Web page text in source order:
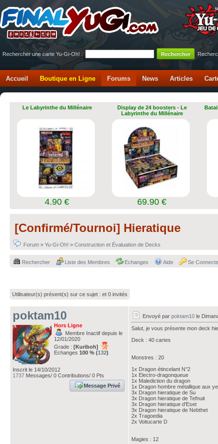
Rechercher une carte Yu-Gi-Oh! :
Accueil Boutique en Ligne Forums News Articles
Le Labyrinthe du Millénaire
4.90 €
Display de 24 boosters - Le
Labyrinthe du Millénaire
69.90 €
[Confirmé/Tournoi] Hieratique
Forum > Yu-Gi-Oh! > Construction et Évaluation de Decks
Rechercher Liste des Membres Echanges Aide Se
Utilisateur(s) présent(s) sur ce sujet : et 0 invités
poktam10
Hors Ligne
Membre Inactif depuis le
12/01/2020
Grade : [Kuriboh]
Echanges 100 % (132)
Inscrit le 14/10/2012
1737 Messages/ 0 Contributions/ 0 Pts
Message Privé
Envoyé par poktam10 le
Salut, je vous présente mon deck
Deck : 40 cartes
Monstres : 20
1x Dragon étincelant N°2
1x Electro-dragonqueue
1x Malediction du dragon
1x Dragon hombre métallique aux
3x Dragon hieratique de Su
3x Dragon hieratique de Tefnuit
3x Dragon hieratique d'Eset
3x Dragon hieratique de Nebthet
2x Tragoedia
2x Voitucarte D
Magies : 12